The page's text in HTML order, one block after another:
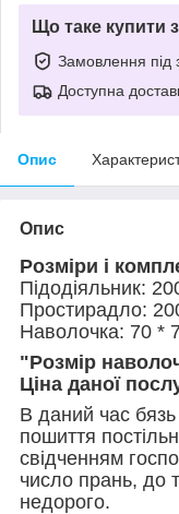
Що таке купити
Замовлення під
Доступна
Опис
Опис
Розміри і
Підодіяльник:
Простирадло:
Наволочка: 70 *
"Розмір
Ціна даної
В даний час
пошиття
свідченням
число прань, до
недорого.